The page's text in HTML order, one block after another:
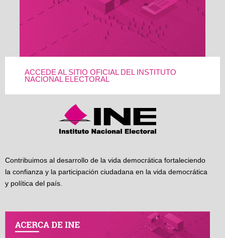
ACCEDE AL SITIO OFICIAL DEL INSTITUTO
NACIONAL ELECTORAL
Contribuimos al desarrollo de la vida democrática fortaleciendo
la confianza y la participación ciudadana en la vida democrática
y política del país.